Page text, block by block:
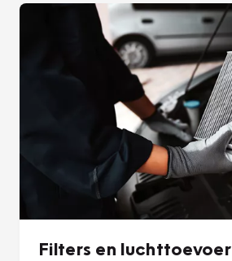
Filters en luchttoevoer